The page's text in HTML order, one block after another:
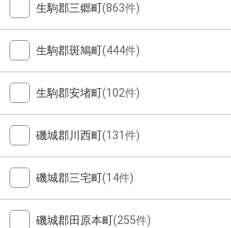
生駒郡三郷町(863件)
生駒郡斑鳩町(444件)
生駒郡安堵町(102件)
磯城郡川西町(131件)
磯城郡三宅町(14件)
磯城郡田原本町(255件)